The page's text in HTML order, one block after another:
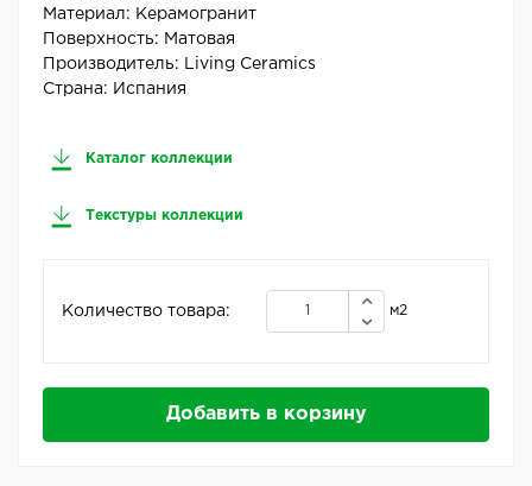
Материал: Керамогранит
Поверхность: Матовая
Производитель:
Living Ceramics
Страна: Испания
Каталог коллекции
Текстуры коллекции
Количество товара: м2
Добавить в корзину